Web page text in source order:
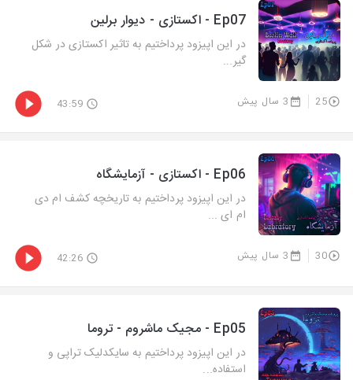
Ep07 - اکستازی - دیوار برلین
در این اپیزود پرداختیم به تاثیر اکستازی در شکل
گیر...
25 3 سال پیش 43:59
Ep06 - اکستازی - آزمایشگاه
در این اپیزود پرداختیم به تاریخچه کشف ام دی
ام ای ...
30 3 سال پیش 42:26
Ep05 - مجیک ماشروم - تروما
در این اپیزود پرداختیم به سایکدلیک تراپی و
استفاده...